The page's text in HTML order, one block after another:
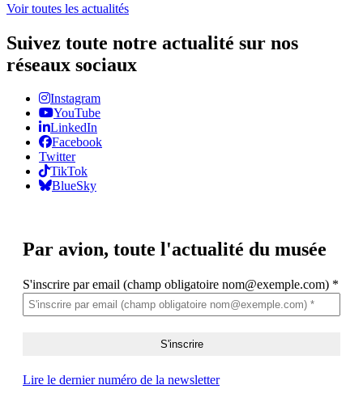
Voir toutes les actualités
Suivez toute notre actualité sur nos
réseaux sociaux
Instagram
YouTube
LinkedIn
Facebook
Twitter
TikTok
BlueSky
Par avion, toute l'actualité du musée
S'inscrire par email (champ obligatoire nom@exemple.com) *
Lire le dernier numéro de la newsletter